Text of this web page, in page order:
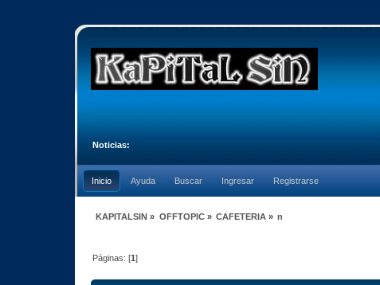
Noticias:
Inicio Ayuda Buscar Ingresar Registrarse
KAPITALSIN » OFFTOPIC» CAFETERIA » n
Páginas: [1]